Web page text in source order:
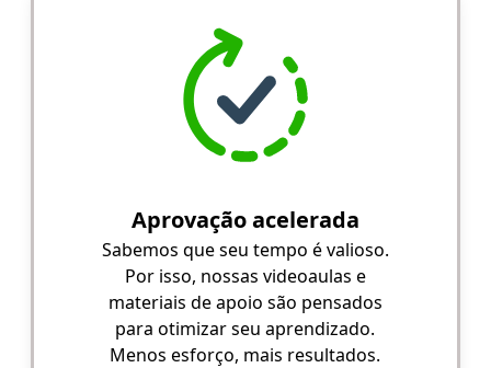
Aprovação acelerada
Sabemos que seu tempo é valioso.
Por isso, nossas videoaulas e
materiais de apoio são pensados
para otimizar seu aprendizado.
Menos esforço, mais resultados.